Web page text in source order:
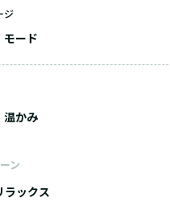
ジ
モード
温かみ
ン
ラックス